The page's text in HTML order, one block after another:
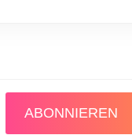
ABONNIEREN